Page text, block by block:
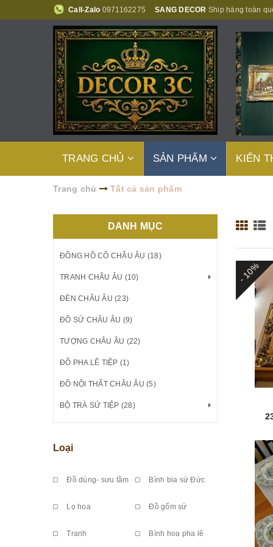
Call-Zalo 0971162275 SANG DECOR Ship hàng toàn
TRANG CHỦ SẢN PHẨM KIẾN
Trang chủ Tất cả sản phẩm
- 10%
DANH MỤC
ĐỒNG HỒ CỔ CHÂU ÂU (18)
TRANH CHÂU ÂU (10)
ĐÈN CHÂU ÂU (23)
ĐỒ SỨ CHÂU ÂU (9)
TƯỢNG CHÂU ÂU (22)
ĐỒ PHA LÊ TIỆP (1)
ĐỒ NỘI THẤT CHÂU ÂU (5)
BỘ TRÀ SỨ TIỆP (28)
Loại
Đồ dùng- sưu tầm Bình bia sứ Đức
Lọ hoa Đồ gốm sứ
Tranh Bình hoa pha lê